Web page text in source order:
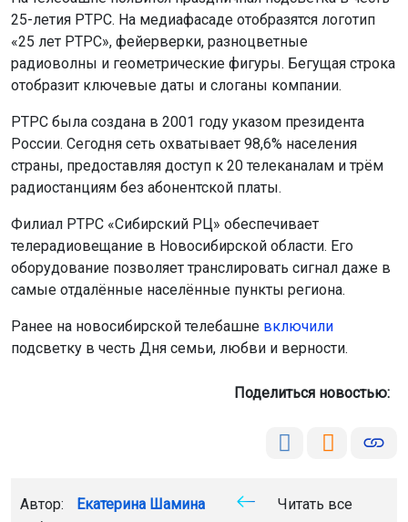
25-летия РТРС. На медиафасаде отобразятся логотип
«25 лет РТРС», фейерверки, разноцветные
радиоволны и геометрические фигуры. Бегущая строка
отобразит ключевые даты и слоганы компании.
РТРС была создана в 2001 году указом президента
России. Сегодня сеть охватывает 98,6% населения
страны, предоставляя доступ к 20 телеканалам и трём
радиостанциям без абонентской платы.
Филиал РТРС «Сибирский РЦ» обеспечивает
телерадиовещание в Новосибирской области. Его
оборудование позволяет транслировать сигнал даже в
самые отдалённые населённые пункты региона.
Ранее на новосибирской телебашне включили
подсветку в честь Дня семьи, любви и верности.
Поделиться новостью:
Автор: Екатерина Шамина
Читать все